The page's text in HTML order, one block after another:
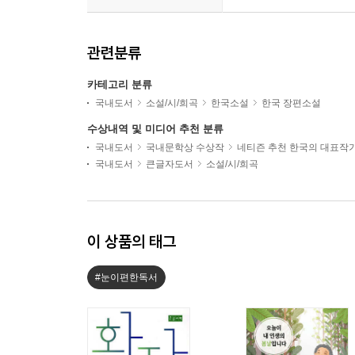
관련분류
카테고리 분류
국내도서 소설/시/희곡 한국소설 한국 장편소설
수상내역 및 미디어 추천 분류
국내도서 국내문학상 수상작
네티즌 추천 한국의 대표작
국내도서
큰글자도서 소설/시/희곡
이 상품의 태그
#눈이편한독서